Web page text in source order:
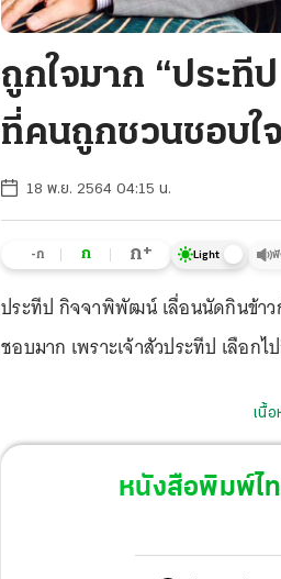
ถูกใจมาก “ประที
ที่คนถูกชวนชอบใ
18 พ.ย. 2564 04:15 น.
-ก ก ก+ Light ฟั
ประทีป กิจจาพิพัฒน์ เลื่อนนัดกินข้าว
ชอบมาก เพราะเจ้าสัวประทีป เลือก
เนื้
หนังสือพิมพ์ไ